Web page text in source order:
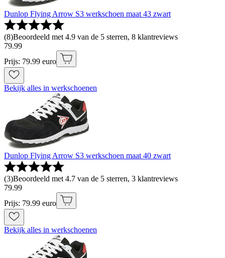
Dunlop Flying Arrow S3 werkschoen maat 43 zwart
(8)Beoordeeld met 4.9 van de 5 sterren, 8 klantreviews
79.99
Prijs: 79.99 euro
Bekijk alles in werkschoenen
Dunlop Flying Arrow S3 werkschoen maat 40 zwart
(3)Beoordeeld met 4.7 van de 5 sterren, 3 klantreviews
79.99
Prijs: 79.99 euro
Bekijk alles in werkschoenen